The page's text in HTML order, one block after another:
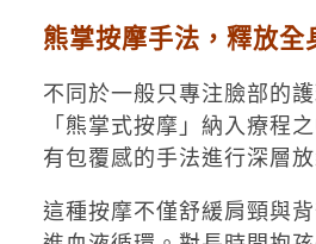
熊掌按摩手法，釋放全
不同於一般只專注臉部的
「熊掌式按摩」納入療程
有包覆感的手法進行深層放
這種按摩不僅舒緩肩頸與